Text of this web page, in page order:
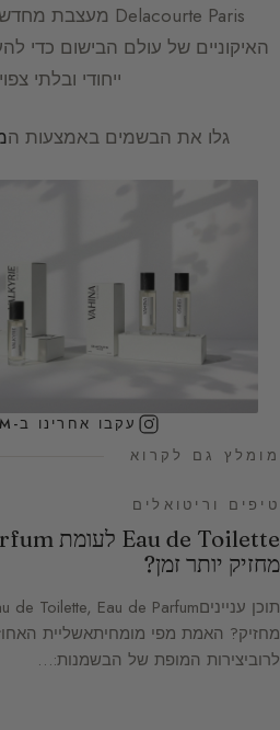
Delacourte Paris מעצבת
האיקוניים של עולם הבישום כדי
ייחודי ובלתי
גלו את הבשמים באמצעות ה
עקבו אחרינו ב-INSTAGRAM
מומלץ גם לקרוא
טיפים וריטואלים
מחזיק יותר זמן?
מחזיק? האמת מפי מומחיתאשליית
לרוביצירות המופת של הבשמנות:…